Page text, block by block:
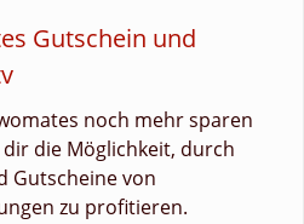
Gutschein und
noch mehr sparen
die Möglichkeit, durch
Gutscheine von
zu profitieren.